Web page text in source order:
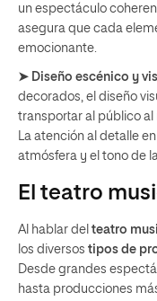
un espectáculo
asegura que cada
emocionante.
➤ Diseño escénico y
decorados, el diseño
transportar al público al
La atención al detalle
atmósfera y el tono de
El teatro
Al hablar del teatro
los diversos tipos de
Desde grandes
hasta producciones